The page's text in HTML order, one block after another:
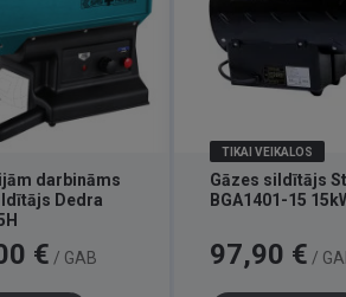
darbināms
Dedra
€ / GAB
TIKAI VEIKALOS
Gāzes sildītājs
BGA1401-15
Cena
97,90 € /